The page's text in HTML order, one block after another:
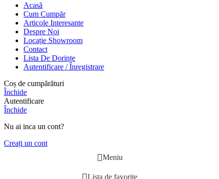
Acasă
Cum Cumpăr
Articole Interesante
Despre Noi
Locație Showroom
Contact
Lista De Dorințe
Autentificare / Înregistrare
Coș de cumpărături
Închide
Autentificare
Închide
Nu ai inca un cont?
Creați un cont
Meniu
Lista de favorite